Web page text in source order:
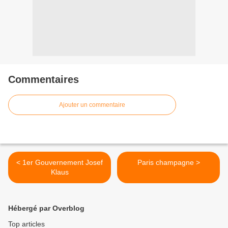
Commentaires
Ajouter un commentaire
< 1er Gouvernement Josef
Klaus
Paris champagne >
Hébergé par Overblog
Top articles